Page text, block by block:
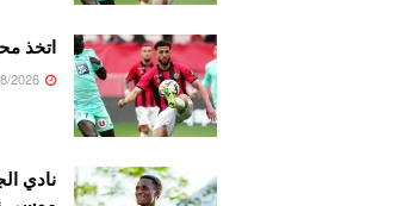
اتخذ
نادي